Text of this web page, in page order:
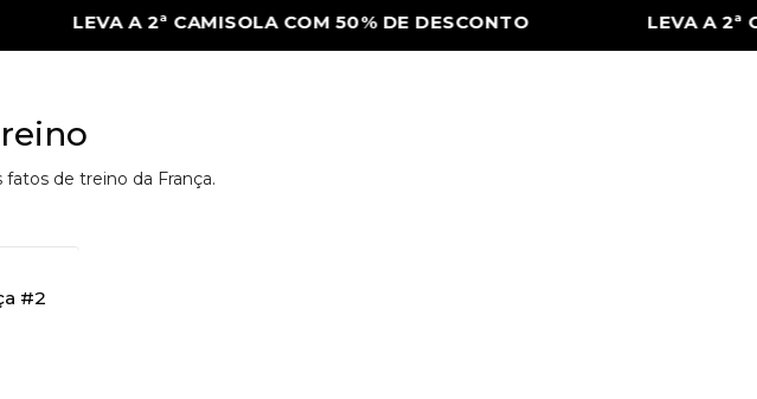
LEVA A 2ª CAMISOLA COM 50% DE DESCONTO LEVA A 2ª
de treino da França.
#2